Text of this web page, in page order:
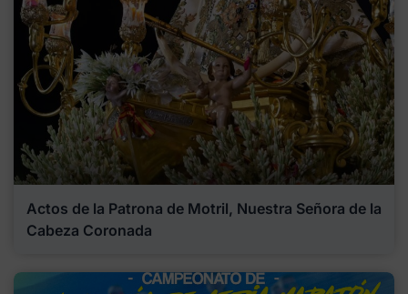
Actos de la Patrona de Motril, Nuestra Señora de la
Cabeza Coronada